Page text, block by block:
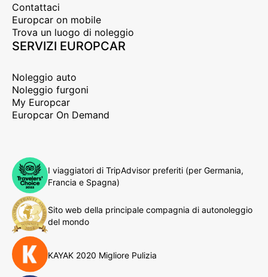
Contattaci
Europcar on mobile
Trova un luogo di noleggio
SERVIZI EUROPCAR
Noleggio auto
Noleggio furgoni
My Europcar
Europcar On Demand
I viaggiatori di TripAdvisor preferiti (per Germania,
Francia e Spagna)
Sito web della principale compagnia di autonoleggio
del mondo
KAYAK 2020 Migliore Pulizia